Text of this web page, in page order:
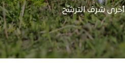
أخرى شرف الترشّح